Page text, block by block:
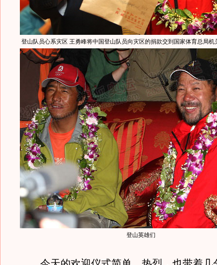
登山队员心系灾区 王勇峰将中国登山队员向灾区的捐款交到国家体育总局机
登山英雄们